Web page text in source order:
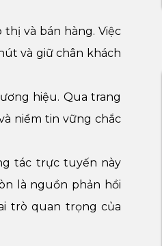
và bán hàng. Việc
và giữ chân khách
hiệu. Qua trang
niềm tin vững chắc
tác trực tuyến này
là nguồn phản hồi
trò quan trọng của